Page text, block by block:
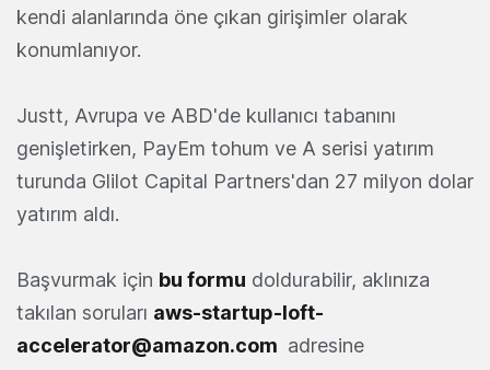
kendi alanlarında öne çıkan girişimler olarak
konumlanıyor.
Justt, Avrupa ve ABD'de kullanıcı tabanını
genişletirken, PayEm tohum ve A serisi yatırım
turunda Glilot Capital Partners'dan 27 milyon dolar
yatırım aldı.
Başvurmak için bu formu doldurabilir, aklınıza
takılan soruları aws-startup-loft-
accelerator@amazon.com adresine